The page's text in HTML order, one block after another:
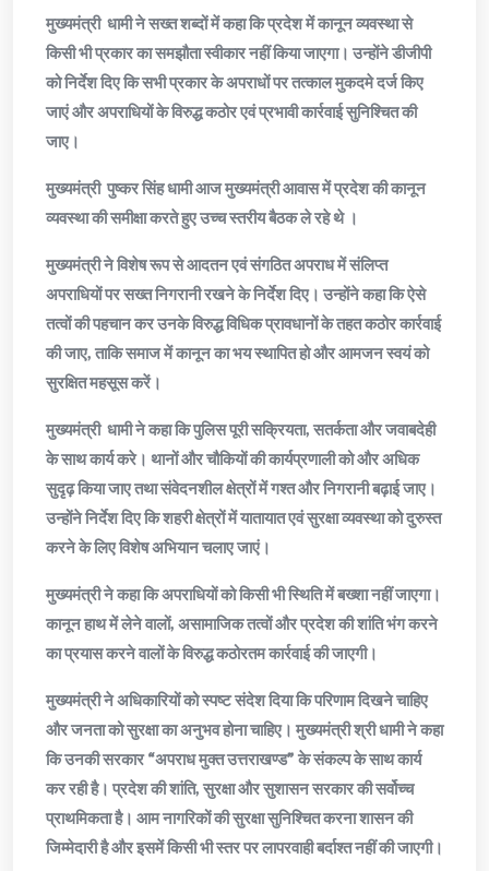
मुख्यमंत्री धामी ने सख्त शब्दों में कहा कि प्रदेश में कानून व्यवस्था से
किसी भी प्रकार का समझौता स्वीकार नहीं किया जाएगा। उन्होंने डीजीपी
को निर्देश दिए कि सभी प्रकार के अपराधों पर तत्काल मुकदमे दर्ज किए
जाएं और अपराधियों के विरुद्ध कठोर एवं प्रभावी कार्रवाई सुनिश्चित की
जाए।
मुख्यमंत्री पुष्कर सिंह धामी आज मुख्यमंत्री आवास में प्रदेश की कानून
व्यवस्था की समीक्षा करते हुए उच्च स्तरीय बैठक ले रहे थे ।
मुख्यमंत्री ने विशेष रूप से आदतन एवं संगठित अपराध में संलिप्त
अपराधियों पर सख्त निगरानी रखने के निर्देश दिए। उन्होंने कहा कि ऐसे
तत्वों की पहचान कर उनके विरुद्ध विधिक प्रावधानों के तहत कठोर कार्रवाई
की जाए, ताकि समाज में कानून का भय स्थापित हो और आमजन स्वयं को
सुरक्षित महसूस करें।
मुख्यमंत्री धामी ने कहा कि पुलिस पूरी सक्रियता, सतर्कता और जवाबदेही
के साथ कार्य करे। थानों और चौकियों की कार्यप्रणाली को और अधिक
सुदृढ़ किया जाए तथा संवेदनशील क्षेत्रों में गश्त और निगरानी बढ़ाई जाए।
उन्होंने निर्देश दिए कि शहरी क्षेत्रों में यातायात एवं सुरक्षा व्यवस्था को दुरुस्त
करने के लिए विशेष अभियान चलाए जाएं।
मुख्यमंत्री ने कहा कि अपराधियों को किसी भी स्थिति में बख्शा नहीं जाएगा।
कानून हाथ में लेने वालों, असामाजिक तत्वों और प्रदेश की शांति भंग करने
का प्रयास करने वालों के विरुद्ध कठोरतम कार्रवाई की जाएगी।
मुख्यमंत्री ने अधिकारियों को स्पष्ट संदेश दिया कि परिणाम दिखने चाहिए
और जनता को सुरक्षा का अनुभव होना चाहिए। मुख्यमंत्री श्री धामी ने कहा
कि उनकी सरकार “अपराध मुक्त उत्तराखण्ड” के संकल्प के साथ कार्य
कर रही है। प्रदेश की शांति, सुरक्षा और सुशासन सरकार की सर्वोच्च
प्राथमिकता है। आम नागरिकों की सुरक्षा सुनिश्चित करना शासन की
जिम्मेदारी है और इसमें किसी भी स्तर पर लापरवाही बर्दाश्त नहीं की जाएगी।